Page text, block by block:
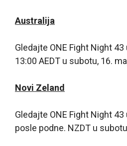
Australija
Gledajte ONE Fight Night 43
13:00 AEDT u subotu, 16.
Novi Zeland
Gledajte ONE Fight Night 43
posle podne. NZDT u